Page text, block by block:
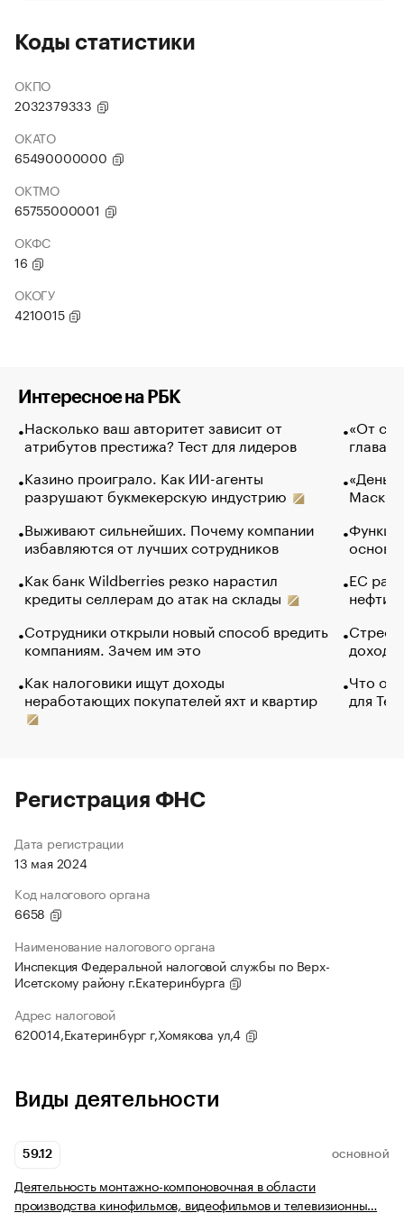
Коды статистики
ОКПО
2032379333
ОКАТО
65490000000
ОКТМО
65755000001
ОКФС
16
ОКОГУ
4210015
Интересное на РБК
Насколько ваш авторитет зависит от
атрибутов престижа? Тест для лидеров
Казино проиграло. Как ИИ-агенты
разрушают букмекерскую индустрию
Выживают сильнейших. Почему компании
избавляются от лучших сотрудников
Как банк Wildberries резко нарастил
кредиты селлерам до атак на склады
Сотрудники открыли новый способ вредить
компаниям. Зачем им это
Как налоговики ищут доходы
неработающих покупателей яхт и квартир
«От
глава
Маск в
основ
ЕС
нефти
Что
для
Регистрация ФНС
Дата регистрации
13 мая 2024
Код налогового органа
6658
Наименование налогового органа
Инспекция Федеральной налоговой службы по Верх-
Исетскому району г.Екатеринбурга
Адрес налоговой
620014,Екатеринбург г,Хомякова ул,4
Виды деятельности
59.12 ОСНОВНОЙ
Деятельность монтажно-компоновочная в области
производства кинофильмов, видеофильмов и телевизионны…